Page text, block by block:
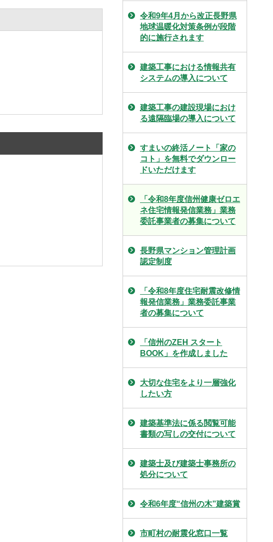
令和9年4月から改正長野県
地球温暖化対策条例が段階
的に施行されます
建築工事における情報共有
システムの導入について
建築工事の建設現場におけ
る遠隔臨場の導入について
すまいの終活ノート「家の
コト」を無料でダウンロー
ドいただけます
「令和8年度信州健康ゼロエ
ネ住宅情報発信業務」業務
委託事業者の募集について
長野県マンション管理計画
認定制度
「令和8年度住宅耐震改修情
報発信業務」業務委託事業
者の募集について
「信州のZEH スタート
BOOK」を作成しました
大切な住宅をより一層強化
したい方
建築基準法に係る閲覧可能
書類の写しの交付について
建築士及び建築士事務所の
処分について
令和6年度“信州の木”建築賞
市町村の耐震化窓口一覧